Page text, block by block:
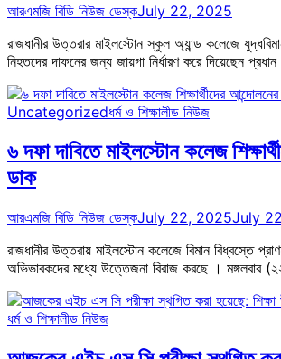
আরএমজি বিডি নিউজ ডেস্কJuly 22, 2025
রাজধানীর উত্তরার মাইলস্টোন স্কুল অ্যান্ড কলেজে
নিহতদের দাফনের জন্য জায়গা নির্ধারণ করে দিয়েছেন
Uncategorizedধর্ম ও শিক্ষালীড নিউজ
৬ দফা দাবিতে মাইলস্টোন কলেজ
ডাক
আরএমজি বিডি নিউজ ডেস্কJuly 22, 2025July
রাজধানীর উত্তরায় মাইলস্টোন কলেজে বিমান বিধ্বস্তে
অভিভাবকদের মধ্যে উত্তেজনা বিরাজ করছে । মঙ্গলবার
ধর্ম ও শিক্ষালীড নিউজ